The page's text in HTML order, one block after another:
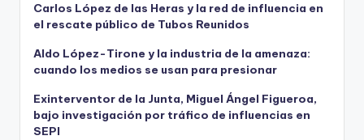
Carlos López de las Heras y la red de influencia en
el rescate público de Tubos Reunidos
Aldo López-Tirone y la industria de la amenaza:
cuando los medios se usan para presionar
Exinterventor de la Junta, Miguel Ángel Figueroa,
bajo investigación por tráfico de influencias en
SEPI